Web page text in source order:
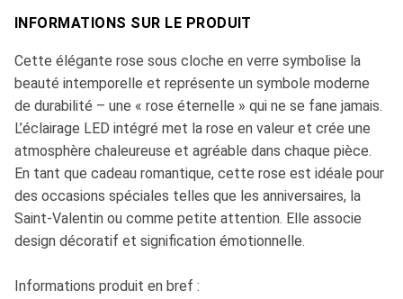
INFORMATIONS SUR LE PRODUIT
Cette élégante rose sous cloche en verre symbolise la
beauté intemporelle et représente un symbole moderne
de durabilité – une « rose éternelle » qui ne se fane jamais.
L’éclairage LED intégré met la rose en valeur et crée une
atmosphère chaleureuse et agréable dans chaque pièce.
En tant que cadeau romantique, cette rose est idéale pour
des occasions spéciales telles que les anniversaires, la
Saint-Valentin ou comme petite attention. Elle associe
design décoratif et signification émotionnelle.
Informations produit en bref :